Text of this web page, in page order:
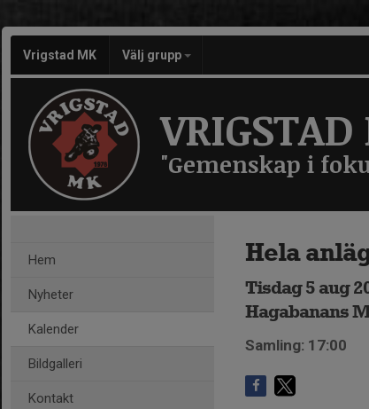
Vrigstad MK Välj grupp
"Gemenskap i
Hem
Nyheter
Kalender
Bildgalleri
Kontakt
Hela
Tisdag 5 aug
Hagabanans
Samling: 17:00